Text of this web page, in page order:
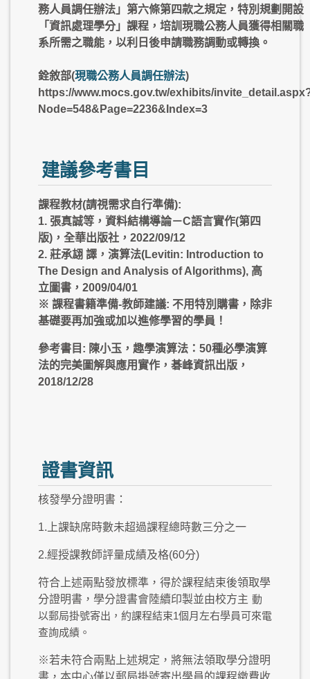
務人員調任辦法」第六條第四款之規定，特別規劃開設
「資訊處理學分」課程，培訓現職公務人員獲得相關職
系所需之職能，以利日後申請職務調動或轉換。
銓敘部(現職公務人員調任辦法)
https://www.mocs.gov.tw/exhibits/
Node=548&Page=2236&Index=3
建議參考書目
課程教材(請視需求自行準備):
1. 張真誠等，資料結構導論－C語言實作(第四
版)，全華出版社，2022/09/12
2. 莊承翃 譯，演算法(Levitin: Introduction to
The Design and Analysis of Algorithms), 高
立圖書，2009/04/01
※ 課程書籍準備-教師建議: 不用特別購書，除非
基礎要再加強或加以進修學習的學員！
參考書目: 陳小玉，趣學演算法：50種必學演算
法的完美圖解與應用實作，碁峰資訊出版，
2018/12/28
證書資訊
核發學分證明書：
1.上課缺席時數未超過課程總時數三分之一
2.經授課教師評量成績及格(60分)
符合上述兩點發放標準，得於課程結束後領取學
分證明書，學分證書會陸續印製並由校方主 動
以郵局掛號寄出，約課程結束1個月左右學員可來電
查詢成績。
※若未符合兩點上述規定，將無法領取學分證明
書，本中心僅以郵局掛號寄出學員的課程繳費收